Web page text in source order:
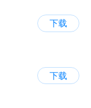
下载
下载